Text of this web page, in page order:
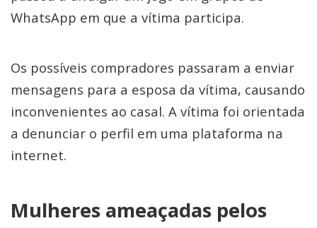
WhatsApp em que a vítima participa.
Os possíveis compradores passaram a enviar
mensagens para a esposa da vítima, causando
inconvenientes ao casal. A vítima foi orientada
a denunciar o perfil em uma plataforma na
internet.
Mulheres ameaçadas pelos